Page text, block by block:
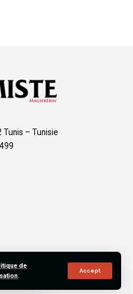
de
.
Accept
Tunis – Tunisie
All Rights Reserved